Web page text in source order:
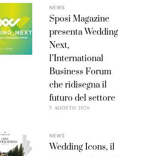
NEWS
Sposi Magazine
presenta Wedding
Next,
l’International
Business Forum
che ridisegna il
futuro del settore
5 AGOSTO 2026
NEWS
Wedding Icons, il